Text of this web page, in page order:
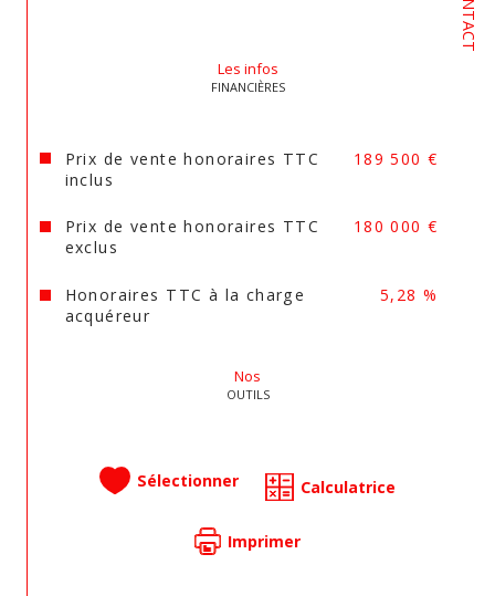
Les infos
FINANCIÈRES
Prix de vente honoraires TTC
inclus
189 500 €
Prix de vente honoraires TTC
exclus
180 000 €
Honoraires TTC à la charge
acquéreur
5,28 %
Nos
OUTILS
Sélectionner Calculatrice
Imprimer